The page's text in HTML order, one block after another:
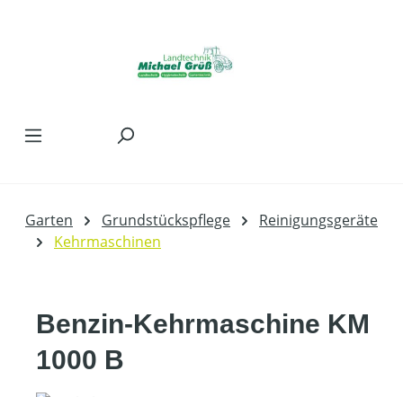
Garten Grundstückspflege
Reinigungsgeräte
Kehrmaschinen
Benzin-Kehrmaschine KM
1000 B